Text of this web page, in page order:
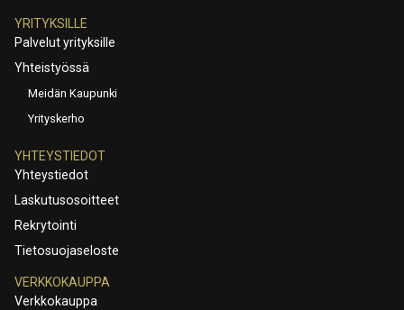
YRITYKSILLE
Palvelut yrityksille
Yhteistyössä
Meidän Kaupunki
Yrityskerho
YHTEYSTIEDOT
Yhteystiedot
Laskutusosoitteet
Rekrytointi
Tietosuojaseloste
VERKKOKAUPPA
Verkkokauppa